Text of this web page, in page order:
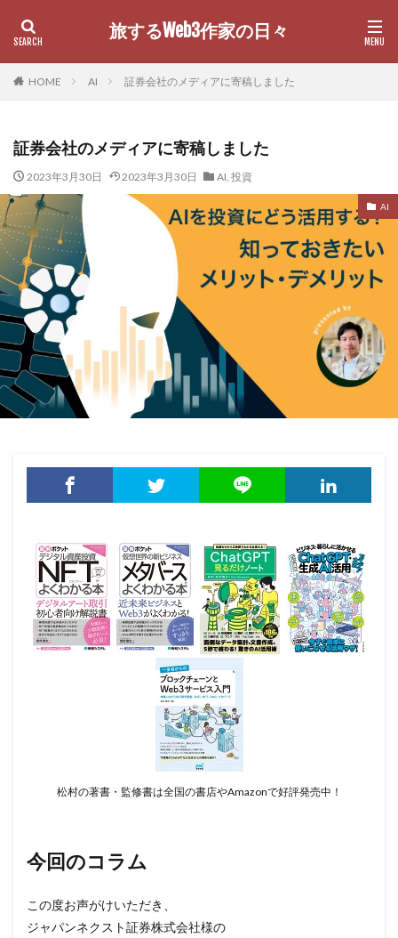
旅するWeb3作家の日々
HOME AI 証券会社のメディアに寄稿しました
証券会社のメディアに寄稿しました
2023年3月30日 2023年3月30日 AI, 投資
AI
松村の著書・監修書は全国の書店やAmazonで好評発売中！
今回のコラム
この度お声がけいただき、
ジャパンネクスト証券株式会社様の
検索